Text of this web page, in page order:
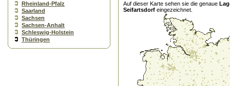
Rheinland-Pfalz
Saarland
Sachsen
Sachsen-Anhalt
Schleswig-Holstein
Thüringen
Auf dieser Karte sehen sie die genaue
Seifartsdorf eingezeichnet.